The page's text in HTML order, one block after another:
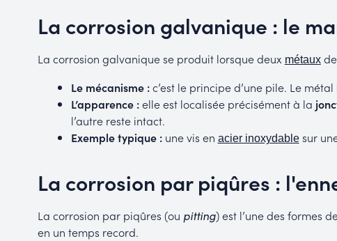
La corrosion galvanique : le
La corrosion galvanique se produit lorsque deux métauxde
Le mécanisme :c’est le principe d’une pile. Le
L’apparence :elle est localisée précisément à la
l’autre reste intact.
Exemple typique :une vis en acier inoxydablesur
La corrosion par piqûres :
La corrosion par piqûres (ou pitting) est l’une des formes
en un temps record.